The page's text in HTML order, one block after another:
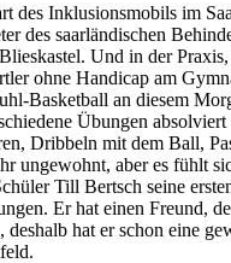
des Inklusionsmobils im
des saarländischen
Und in der
ohne Handicap am
Basketball an diesem
Übungen
Dribbeln mit dem Ball,
ungewohnt, aber es fühlt
Till Bertsch seine
Er hat einen Freund,
deshalb hat er schon eine